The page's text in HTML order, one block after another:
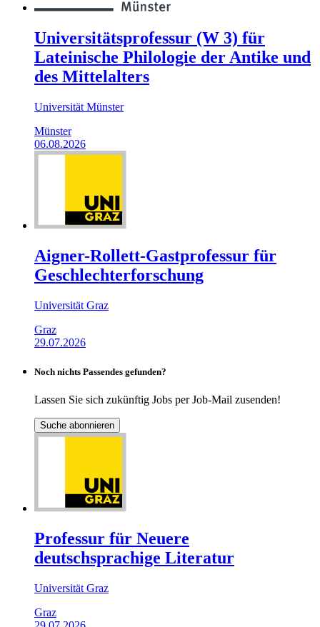
Universitätsprofessur (W 3) für
Lateinische Philologie der Antike und
des Mittelalters
Universität Münster
Münster
06.08.2026
Aigner-Rollett-Gastprofessur für
Geschlechterforschung
Universität Graz
Graz
29.07.2026
Noch nichts Passendes gefunden?
Lassen Sie sich zukünftig Jobs per Job-Mail zusenden!
Suche abonnieren
Professur für Neuere
deutschsprachige Literatur
Universität Graz
Graz